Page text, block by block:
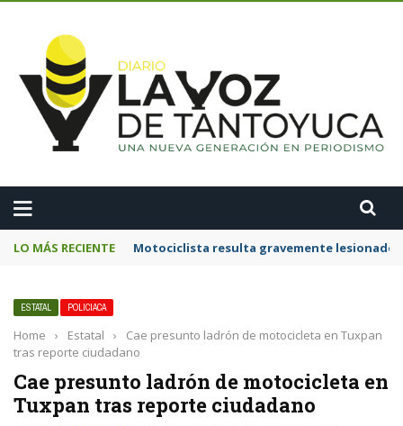
LO MÁS RECIENTE Motociclista resulta gravemente
ESTATAL POLICIACA
Home › Estatal ›
Cae presunto ladrón de motocicleta en Tuxpan
tras reporte ciudadano
Cae presunto ladrón de motocicleta en
Tuxpan tras reporte ciudadano